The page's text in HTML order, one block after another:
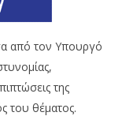
από τον Υπουργό
της
του θέματος.